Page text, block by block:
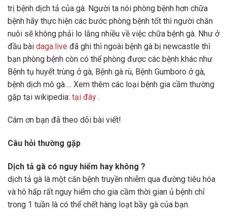
trị bệnh dịch tả của gà. Người ta nói phòng bệnh hơn chữa
bệnh hãy thực hiện các bước phòng bệnh tốt thì người chăn
nuôi sẽ không phải lo lằng nhiều về việc chữa bệnh gà. Như ở
đầu bài daga.live đã ghi thì ngoài bệnh gà bị newcastle thì
bạn phòng bệnh còn có thể phòng được các bệnh khác như
Bệnh tụ huyết trùng ở gà, Bệnh gà rù, Bệnh Gumboro ở gà,
bệnh dịch mô gà…. Xem thêm các loại bệnh gia cầm thường
gặp tại wikipedia: tại đây .
Cám ơn bạn đã theo dõi bài viết!
Câu hỏi thường gặp
Dịch tả gà có nguy hiểm hay không ?
dịch tả gà là một căn bệnh truyền nhiễm qua đường tiêu hóa
và hô hấp rất nguy hiểm cho gia cầm thời gian ủ bệnh chỉ
trong 1 tuần là có thể chết hàng loạt bầy gà của bạn.